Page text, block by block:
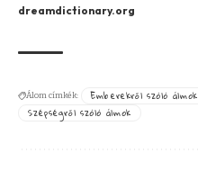
dreamdictionary.org
Álom címkék: Emberekről szóló álmok
Szépségről szóló álmok